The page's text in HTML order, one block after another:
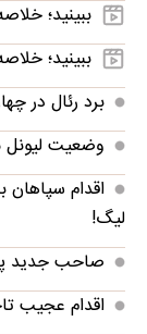
ببینید؛ خلاصه
ببینید؛ خلاصه
برد رئال در
وضعیت
اقدام
لیگ!
صاحب جدید
اقدام عجیب